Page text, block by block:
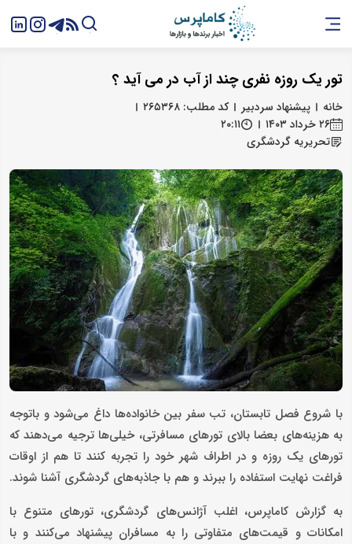
تور یک روزه نفری چند از آب در می‌ آید ؟
خانه پیشنهاد سردبیر
کد مطلب: ۲۶۵۳۶۸
۲۶ خرداد ۱۴۰۳
۲۰:۱۱
تحریریه گردشگری
با شروع فصل تابستان، تب سفر بین خانواده‌ها داغ می‌شود و باتوجه
به هزینه‌های بعضا بالای تورهای مسافرتی، خیلی‌ها ترجیه می‌دهند که
تورهای یک روزه و در اطراف شهر خود را تجربه کنند تا هم از اوقات
فراغت نهایت استفاده را ببرند و هم با جاذبه‌های گردشگری آشنا شوند.
به گزارش کاماپرس، اغلب آژانس‌های گردشگری، تورهای متنوع با
امکانات و قیمت‌های متفاوتی را به مسافران پیشنهاد می‌کنند و با